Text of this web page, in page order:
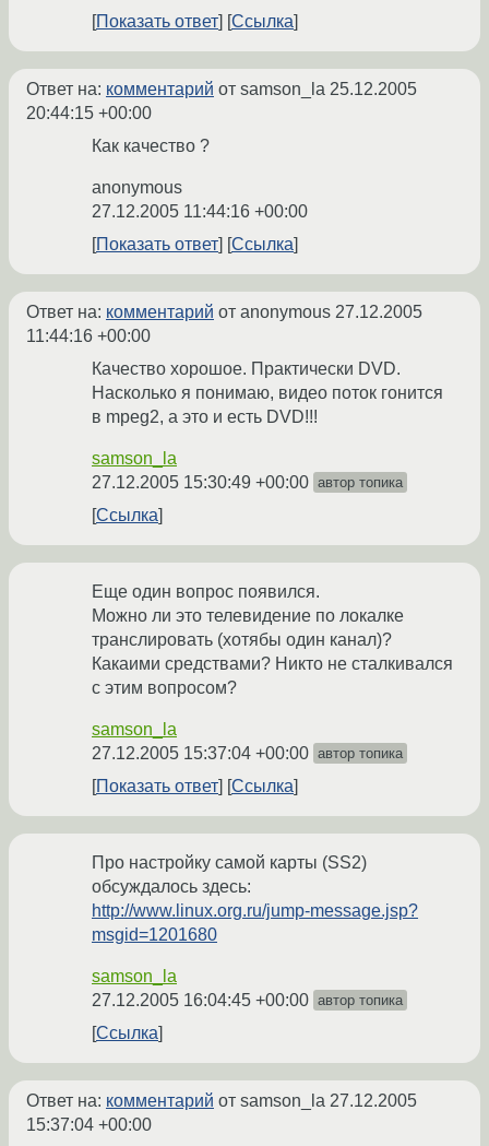
Показать ответ Ссылка
Ответ на: комментарий от samson_la 25.12.2005
20:44:15 +00:00
Как качество ?
anonymous
27.12.2005 11:44:16 +00:00
Показать ответ
Ссылка
Ответ на: комментарий от anonymous 27.12.2005
11:44:16 +00:00
Качество хорошое. Практически DVD.
Насколько я понимаю, видео поток гонится
в mpeg2, а это и есть DVD!!!
samson_la
27.12.2005 15:30:49 +00:00 автор топика
Ссылка
Еще один вопрос появился.
Можно ли это телевидение по локалке
транслировать (хотябы один канал)?
Какаими средствами? Никто не сталкивался
с этим вопросом?
samson_la
27.12.2005 15:37:04 +00:00 автор топика
Показать ответ Ссылка
Про настройку самой карты (SS2)
обсуждалось здесь:
http://www.linux.org.ru/jump-message.jsp?
msgid=1201680
samson_la
27.12.2005 16:04:45 +00:00 автор топика
Ссылка
Ответ на: комментарий от samson_la 27.12.2005
15:37:04 +00:00